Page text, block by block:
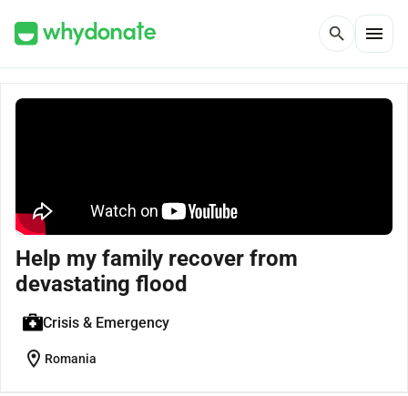
search menu
Help my family recover from
devastating flood
Crisis & Emergency
location_on Romania